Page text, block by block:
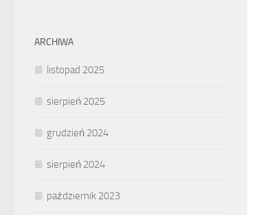
ARCHIWA
listopad 2025
sierpień 2025
grudzień 2024
sierpień 2024
październik 2023